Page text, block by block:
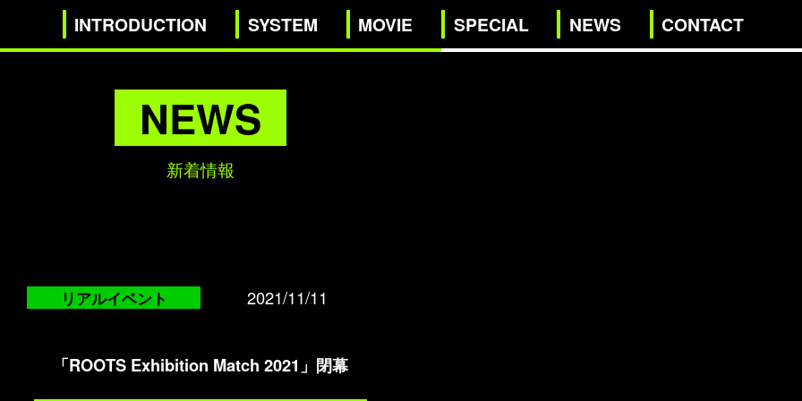
INTRODUCTION SYSTEM MOVIE SPECIAL NEWS CONTACT
NEWS
新着情報
リアルイベント 2021/11/11
「ROOTS Exhibition Match 2021」閉幕